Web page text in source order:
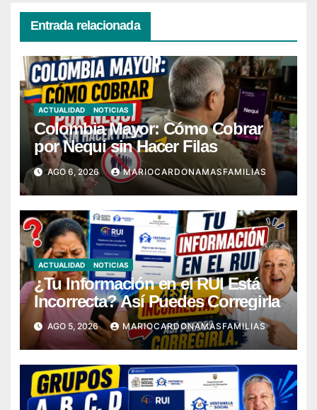
Entrada relacionada
ACTUALIDAD NOTICIAS
Colombia Mayor: Cómo Cobrar
por Nequi sin Hacer Filas
AGO 6, 2026 MARIOCARDONAMASFAMILIAS
ACTUALIDAD NOTICIAS
¿Tu Información en el RUI Está
Incorrecta? Así Puedes Corregirla
AGO 5, 2026 MARIOCARDONAMASFAMILIAS